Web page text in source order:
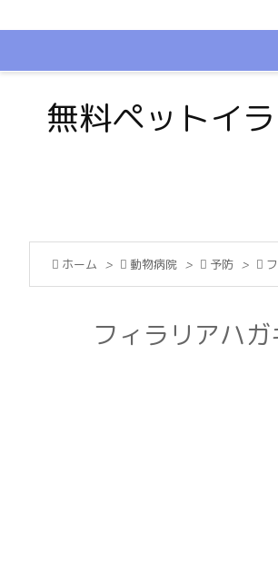
無料ペットイ
 ホーム >  動物病院 >  予防 > 
フィラリアハ